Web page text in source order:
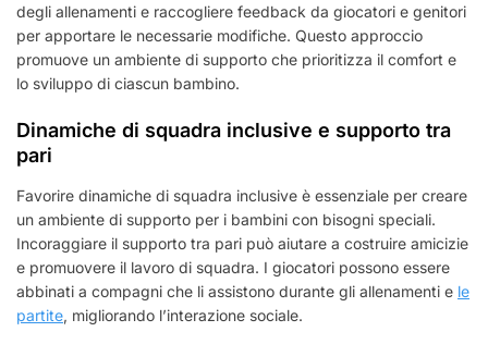
degli allenamenti e raccogliere feedback da giocatori e genitori
per apportare le necessarie modifiche. Questo approccio
promuove un ambiente di supporto che prioritizza il comfort e
lo sviluppo di ciascun bambino.
Dinamiche di squadra inclusive e supporto tra
pari
Favorire dinamiche di squadra inclusive è essenziale per creare
un ambiente di supporto per i bambini con bisogni speciali.
Incoraggiare il supporto tra pari può aiutare a costruire amicizie
e promuovere il lavoro di squadra. I giocatori possono essere
abbinati a compagni che li assistono durante gli allenamenti e le
partite, migliorando l’interazione sociale.